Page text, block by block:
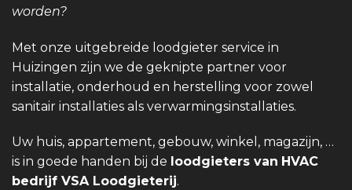
worden?
Met onze uitgebreide loodgieter service in
Huizingen zijn we de geknipte partner voor
installatie, onderhoud en herstelling voor zowel
sanitair installaties als verwarmingsinstallaties.
Uw huis, appartement, gebouw, winkel, magazijn, …
is in goede handen bij de loodgieters van HVAC
bedrijf VSA Loodgieterij.